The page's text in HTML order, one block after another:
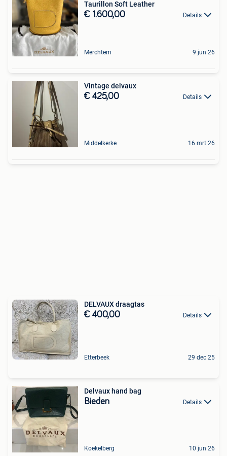
Taurillon Soft Leather
€ 1.600,00 Details
Merchtem 9 jun 26
Vintage delvaux
€ 425,00 Details
Middelkerke 16 mrt 26
DELVAUX draagtas
€ 400,00 Details
Etterbeek 29 dec 25
Delvaux hand bag
Bieden Details
Koekelberg 10 jun 26